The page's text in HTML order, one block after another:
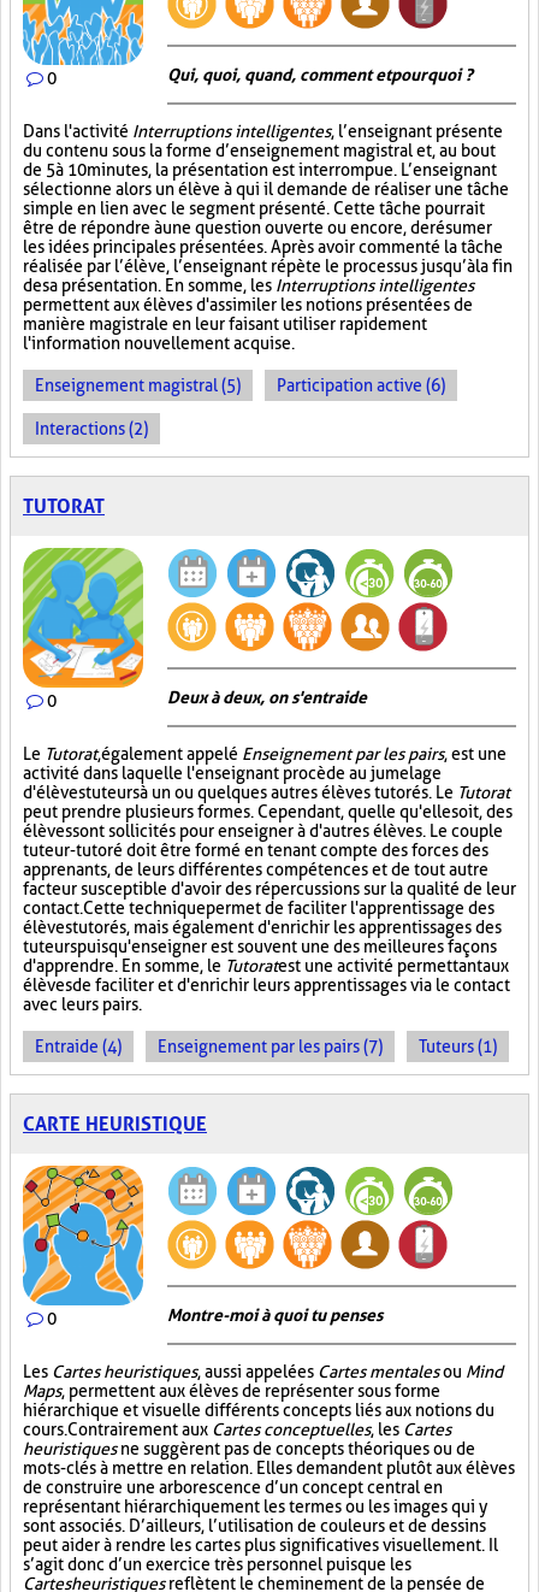
0 Qui, quoi, quand, comment et pourquoi ?
Dans l'activité Interruptions intelligentes, l’enseignant présente
du contenu sous la forme d’enseignement magistral et, au bout
de 5 à 10 minutes, la présentation est interrompue. L’enseignant
sélectionne alors un élève à qui il demande de réaliser une tâche
simple en lien avec le segment présenté. Cette tâche pourrait
être de répondre à une question ouverte ou encore, de résumer
les idées principales présentées. Après avoir commenté la tâche
réalisée par l’élève, l’enseignant répète le processus jusqu’à la fin
de sa présentation. En somme, les Interruptions intelligentes
permettent aux élèves d'assimiler les notions présentées de
manière magistrale en leur faisant utiliser rapidement
l'information nouvellement acquise.
Enseignement magistral (5) Participation active (6)
Interactions (2)
TUTORAT
0 Deux à deux, on s'entraide
Le Tutorat, également appelé Enseignement par les pairs, est une
activité dans laquelle l'enseignant procède au jumelage
d'élèves tuteurs à un ou quelques autres élèves tutorés. Le Tutorat
peut prendre plusieurs formes. Cependant, quelle qu'elle soit, des
élèves sont sollicités pour enseigner à d'autres élèves. Le couple
tuteur-tutoré doit être formé en tenant compte des forces des
apprenants, de leurs différentes compétences et de tout autre
facteur susceptible d'avoir des répercussions sur la qualité de leur
contact. Cette technique permet de faciliter l'apprentissage des
élèves tutorés, mais également d'enrichir les apprentissages des
tuteurs puisqu'enseigner est souvent une des meilleures façons
d'apprendre. En somme, le Tutoratest une activité permettant aux
élèves de faciliter et d'enrichir leurs apprentissages via le contact
avec leurs pairs.
Entraide (4) Enseignement par les pairs (7) Tuteurs (1)
CARTE HEURISTIQUE
0 Montre-moi à quoi tu penses
Les Cartes heuristiques, aussi appelées Cartes mentalesou Mind
Maps, permettent aux élèves de représenter sous forme
hiérarchique et visuelle différents concepts liés aux notions du
cours. Contrairement aux Cartes conceptuelles, les Cartes
heuristiquesne suggèrent pas de concepts théoriques ou de
mots-clés à mettre en relation. Elles demandent plutôt aux élèves
de construire une arborescence d’un concept central en
représentant hiérarchiquement les termes ou les images qui y
sont associés. D’ailleurs, l’utilisation de couleurs et de dessins
peut aider à rendre les cartes plus significatives visuellement. Il
s’agit donc d’un exercice très personnel puisque les
Cartes heuristiquesreflètent le cheminement de la pensée de